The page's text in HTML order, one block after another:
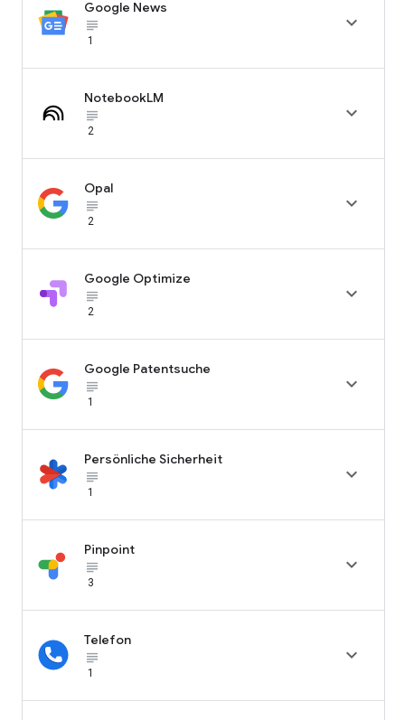
Google News
subject_black
1

NotebookLM
subject_black
2

Opal
subject_black
2

Google Optimize
subject_black
2

Google Patentsuche
subject_black
1

Persönliche Sicherheit
subject_black
1

Pinpoint
subject_black
3

Telefon
subject_black
1
